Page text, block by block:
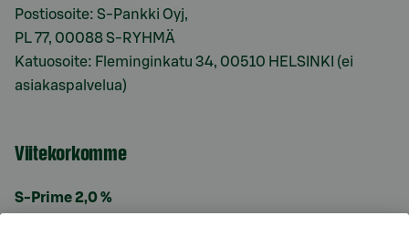
Postiosoite: S-Pankki Oyj,
PL 77, 00088 S-RYHMÄ
Katuosoite: Fleminginkatu 34, 00510 HELSINKI (ei
asiakaspalvelua)
Viitekorkomme
S-Prime 2,0 %